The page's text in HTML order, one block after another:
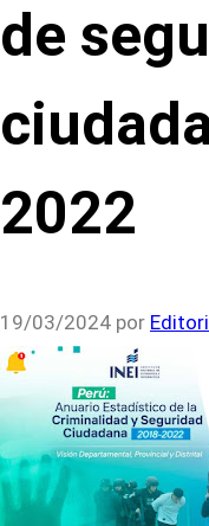
de
2022
19/03/2024 por